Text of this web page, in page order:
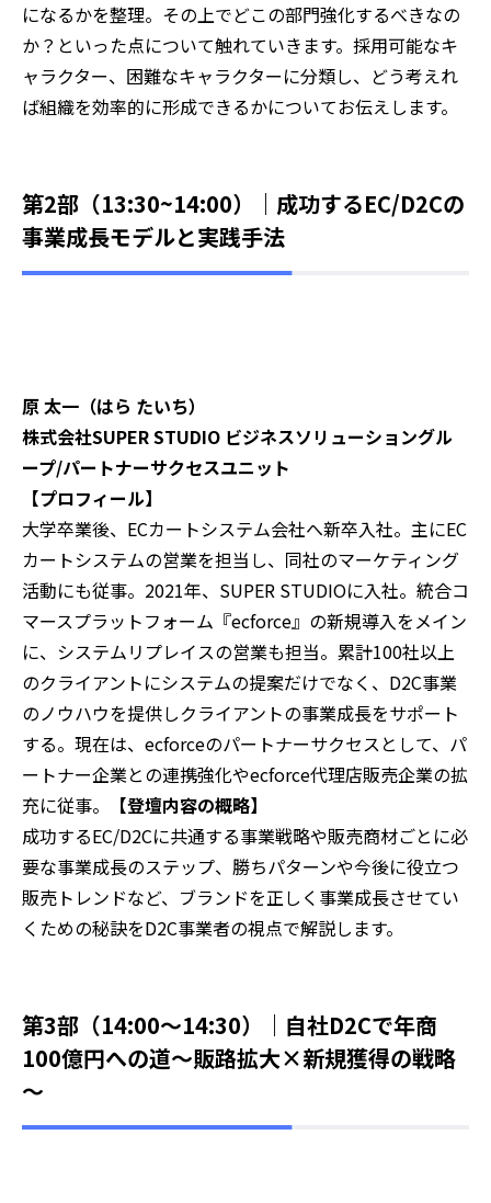
になるかを整理。その上でどこの部門強化するべきなの
か？といった点について触れていきます。採用可能なキ
ャラクター、困難なキャラクターに分類し、どう考えれ
ば組織を効率的に形成できるかについてお伝えします。
第2部（13:30~14:00）｜ 成功するEC/D2Cの
事業成長モデルと実践手法
原 太一（はら たいち）
株式会社SUPER STUDIO ビジネスソリューショングル
ープ/パートナーサクセスユニット
【プロフィール】
大学卒業後、ECカートシステム会社へ新卒入社。主にEC
カートシステムの営業を担当し、同社のマーケティング
活動にも従事。2021年、SUPER STUDIOに入社。統合コ
マースプラットフォーム『ecforce』の新規導入をメイン
に、システムリプレイスの営業も担当。累計100社以上
のクライアントにシステムの提案だけでなく、D2C事業
のノウハウを提供しクライアントの事業成長をサポート
する。現在は、ecforceのパートナーサクセスとして、パ
ートナー企業との連携強化やecforce代理店販売企業の拡
充に従事。
【登壇内容の概略】‍
成功するEC/D2Cに共通する事業戦略や販売商材ごとに必
要な事業成長のステップ、勝ちパターンや今後に役立つ
販売トレンドなど、ブランドを正しく事業成長させてい
くための秘訣をD2C事業者の視点で解説します。
第3部（14:00～14:30）｜自社D2Cで年商
100億円への道～販路拡大×新規獲得の戦略
～